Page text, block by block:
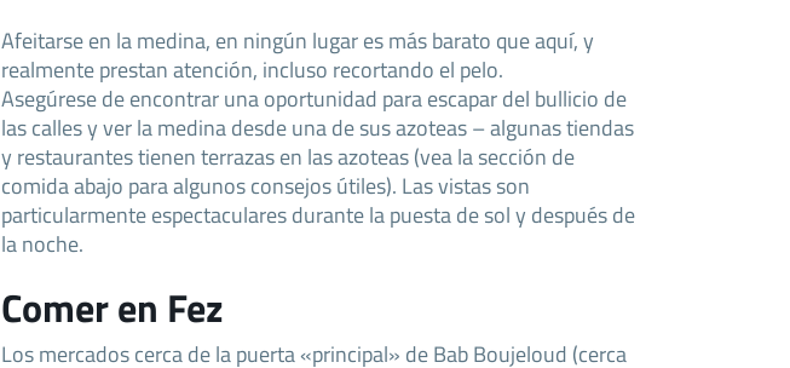
Afeitarse en la medina, en ningún lugar es más barato que aquí, y
realmente prestan atención, incluso recortando el pelo.
Asegúrese de encontrar una oportunidad para escapar del bullicio de
las calles y ver la medina desde una de sus azoteas – algunas tiendas
y restaurantes tienen terrazas en las azoteas (vea la sección de
comida abajo para algunos consejos útiles). Las vistas son
particularmente espectaculares durante la puesta de sol y después de
la noche.
Comer en Fez
Los mercados cerca de la puerta «principal» de Bab Boujeloud (cerca